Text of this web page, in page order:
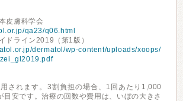
皮膚科学会
qa23/q06.html
ドライン2019（第1版）
dermatol/wp-content/uploads/xoops/
されます。3割負担の場合、1回あたり1,000
目安です。治療の回数や費用は、いぼの大きさ